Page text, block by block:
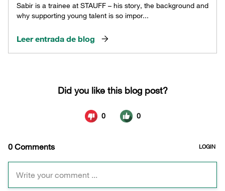
Sabir is a trainee at STAUFF – his story, the background and
why supporting young talent is so impor...
Leer entrada de blog